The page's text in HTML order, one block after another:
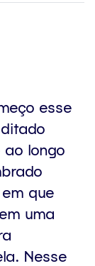
esse
ao longo
que
uma
Nesse